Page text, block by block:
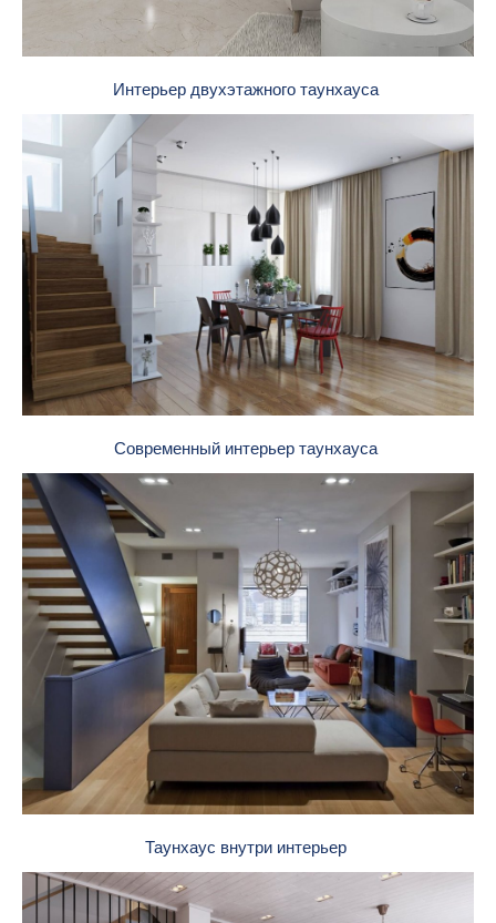
Интерьер двухэтажного таунхауса
Современный интерьер таунхауса
Таунхаус внутри интерьер